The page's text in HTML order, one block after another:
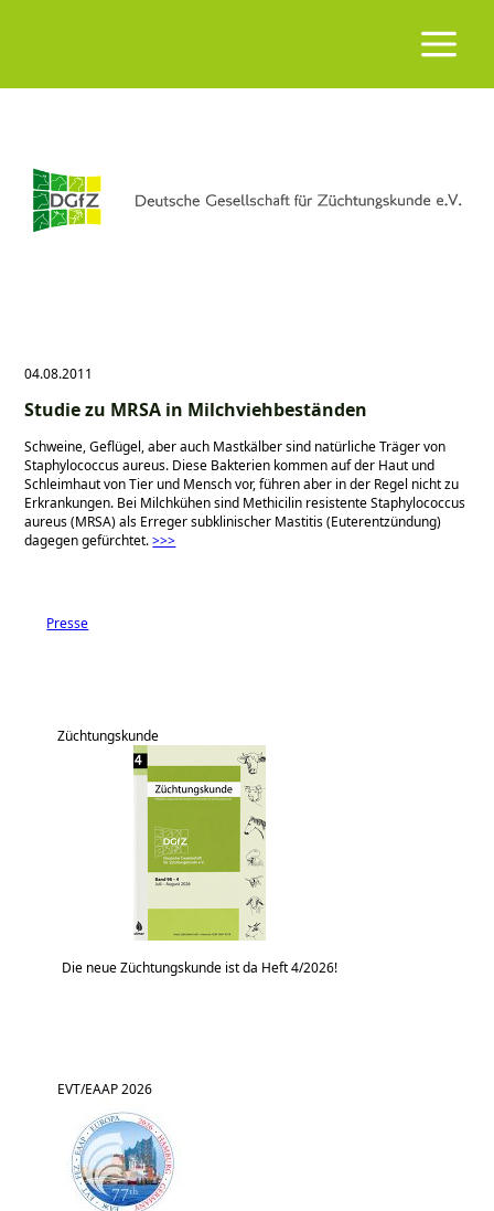
04.08.2011
Studie zu MRSA in Milchviehbeständen
Schweine, Geflügel, aber auch Mastkälber sind natürliche Träger von
Staphylococcus aureus. Diese Bakterien kommen auf der Haut und
Schleimhaut von Tier und Mensch vor, führen aber in der Regel nicht zu
Erkrankungen. Bei Milchkühen sind Methicilin resistente Staphylococcus
aureus (MRSA) als Erreger subklinischer Mastitis (Euterentzündung)
dagegen gefürchtet.>>>
Presse
Züchtungskunde
Die neue Züchtungskunde ist da Heft 4/2026!
EVT/EAAP 2026